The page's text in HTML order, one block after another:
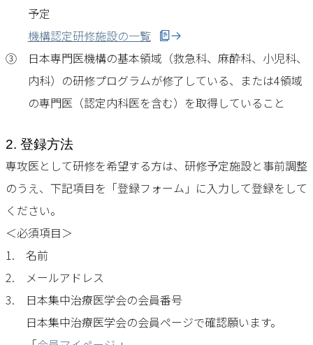
予定
機構認定研修施設の一覧
③
日本専門医機構の基本領域（救急科、麻酔科、小児科、
内科）の研修プログラムが修了している、または4領域
の専門医（認定内科医を含む）を取得していること
2. 登録方法
専攻医として研修を希望する方は、研修予定施設と事前調整
のうえ、下記項目を「登録フォーム」に入力して登録をして
ください。
＜必須項目＞
1. 名前
2.
メールアドレス
3.
日本集中治療医学会の会員番号
日本集中治療医学会の会員ページで確認願います。